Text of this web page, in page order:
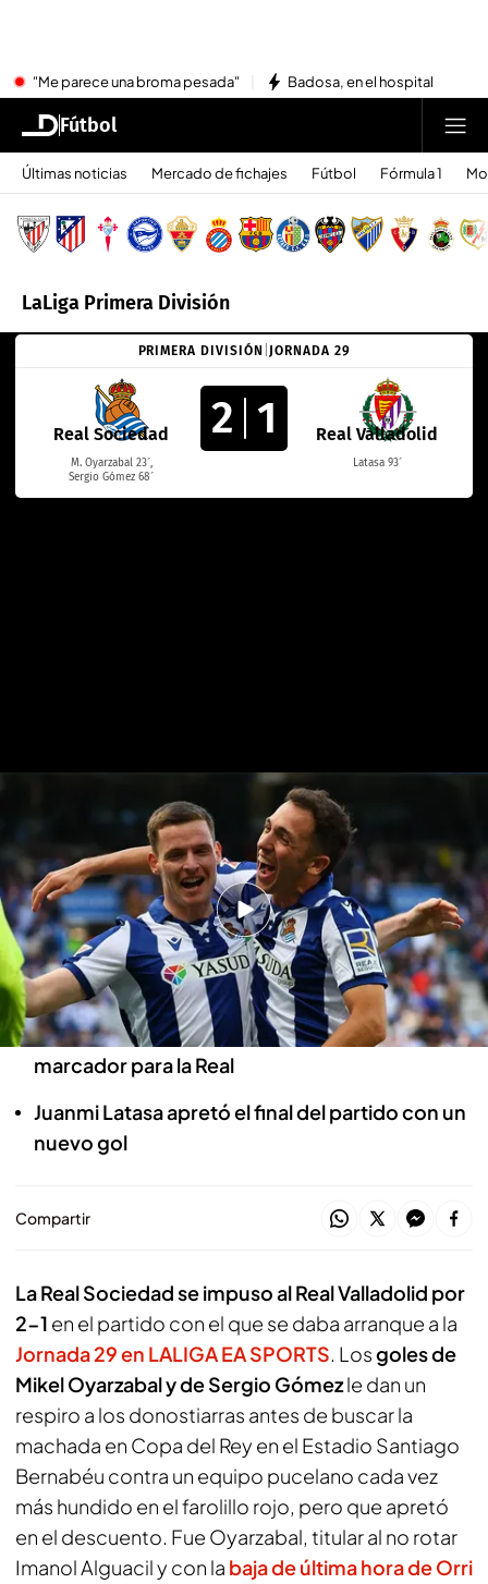
"Me parece una broma pesada" Badosa, en el hospital
Fútbol
Últimas noticias Mercado de fichajes Fútbol Fórmula 1
LaLiga Primera División
PRIMERA DIVISIÓN JORNADA 29
Real Sociedad
M. Oyarzabal 23´,
Sergio Gómez 68´
2 1 Real Valladolid
Latasa 93´
Real Sociedad 2-1 Real Valladolid:
respiro donostiarra ante un Pucela
hundido
El resumen en vídeo del Real Sociedad-Valladolid.
Joaquín Anduro
29 MAR 2025 - 16:01h.
Oyarzabal y Sergio Gómez abrieron el
marcador para la Real
Juanmi Latasa apretó el final del partido con un
nuevo gol
Compartir
La Real Sociedad se impuso al Real Valladolid por
2-1 en el partido con el que se daba arranque a la
Jornada 29 en LALIGA EA SPORTS. Losgoles de
Mikel Oyarzabal y de Sergio Gómezle dan un
respiro a los donostiarras antes de buscar la
machada en Copa del Rey en el Estadio Santiago
Bernabéu contra un equipo pucelano cada vez
más hundido en el farolillo rojo, pero que apretó
en el descuento. Fue Oyarzabal, titular al no rotar
Imanol Alguacil y con la baja de última hora de Orri